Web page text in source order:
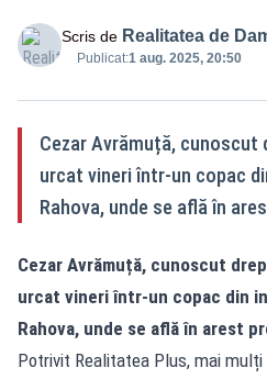
Scris de Realitatea de
Publicat:1 aug. 2025, 20:50
Cezar Avrămuță, cunoscut
urcat vineri într-un copac
Rahova, unde se află în
Cezar Avrămuță, cunoscut
urcat vineri într-un copac din
Rahova, unde se află în arest
Potrivit Realitatea Plus, mai